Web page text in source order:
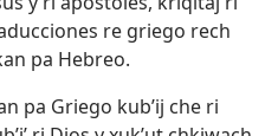
re griego rech
pa Hebreo.
pa Griego kubʼij che ri